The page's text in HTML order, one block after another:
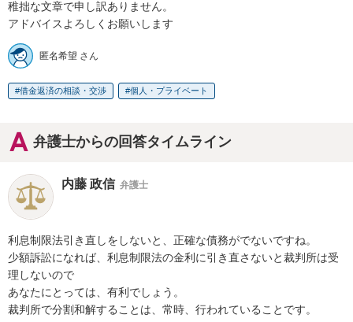
稚拙な文章で申し訳ありません。
アドバイスよろしくお願いします
匿名希望 さん
借金返済の相談・交渉 個人・プライベート
弁護士からの回答タイムライン
内藤 政信 弁護士
利息制限法引き直しをしないと、正確な債務がでないですね。
少額訴訟になれば、利息制限法の金利に引き直さないと裁判所は受
理しないので
あなたにとっては、有利でしょう。
裁判所で分割和解することは、常時、行われていることです。